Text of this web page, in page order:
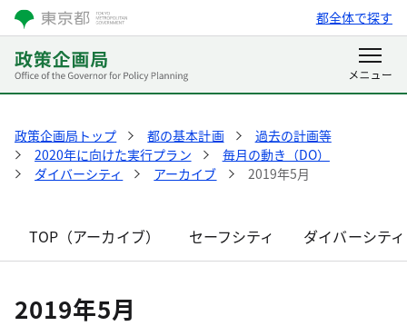
都全体で探す
政策企画局トップ 都の基本計画
過去の計画等
2020年に向けた実行プラン
毎月の動き（DO）
ダイバーシティ
アーカイブ 2019年5月
TOP（アーカイブ） セーフシティ ダイバーシティ
2019年5月